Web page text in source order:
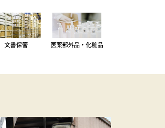
文書保管 医薬部外品・化粧品